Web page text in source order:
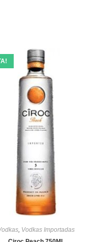
Vodkas Importadas